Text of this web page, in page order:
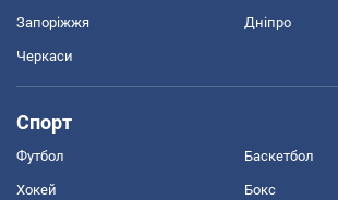
Запоріжжя Дніпро
Черкаси
Спорт
Футбол Баскетбол
Хокей Бокс